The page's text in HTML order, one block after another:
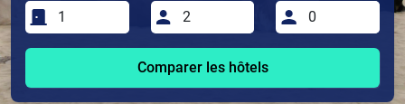
Comparer les hôtels